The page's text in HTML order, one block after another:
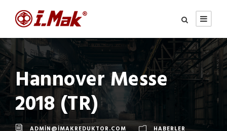
Hannover Messe
2018 (TR)
ADMIN@IMAKREDUKTOR.COM
HABERLER